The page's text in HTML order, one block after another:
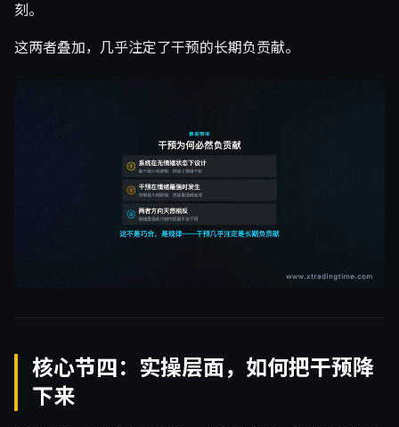
刻。
这两者叠加，几乎注定了干预的长期负贡献。
核心节四：实操层面，如何把干预降
下来